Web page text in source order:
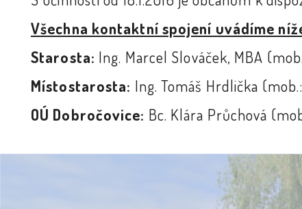
Všechna kontaktní spojení uvádíme
Starosta: Ing. Marcel Slováček, MBA
Místostarosta: Ing. Tomáš Hrdlička
OÚ Dobročovice: Bc. Klára Průchová